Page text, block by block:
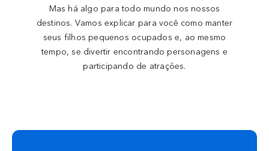
Mas há algo para todo mundo nos nossos
destinos. Vamos explicar para você como manter
seus filhos pequenos ocupados e, ao mesmo
tempo, se divertir encontrando personagens e
participando de atrações.